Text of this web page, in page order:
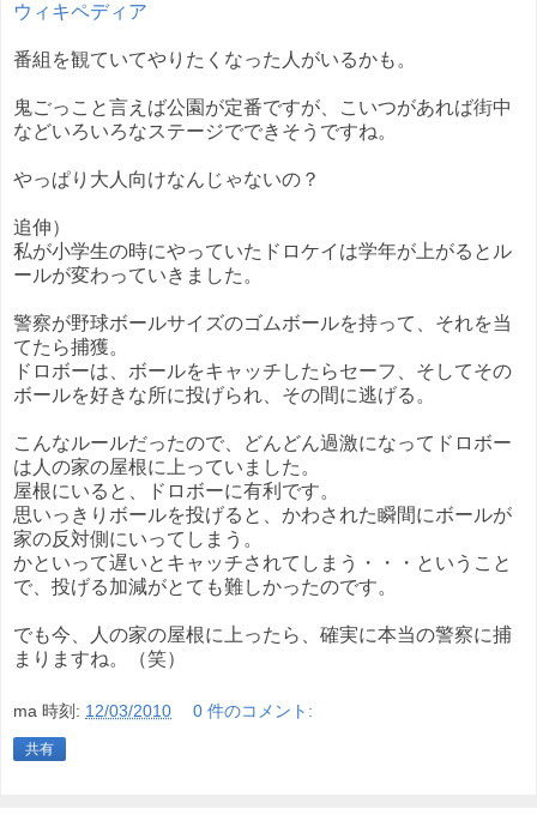
ウィキペディア
番組を観ていてやりたくなった人がいるかも。
鬼ごっこと言えば公園が定番ですが、こいつがあれば街中
などいろいろなステージでできそうですね。
やっぱり大人向けなんじゃないの？
追伸）
私が小学生の時にやっていたドロケイは学年が上がるとル
ールが変わっていきました。
警察が野球ボールサイズのゴムボールを持って、それを当
てたら捕獲。
ドロボーは、ボールをキャッチしたらセーフ、そしてその
ボールを好きな所に投げられ、その間に逃げる。
こんなルールだったので、どんどん過激になってドロボー
は人の家の屋根に上っていました。
屋根にいると、ドロボーに有利です。
思いっきりボールを投げると、かわされた瞬間にボールが
家の反対側にいってしまう。
かといって遅いとキャッチされてしまう・・・ということ
で、投げる加減がとても難しかったのです。
でも今、人の家の屋根に上ったら、確実に本当の警察に捕
まりますね。（笑）
ma 時刻: 12/03/2010 0 件のコメント:
共有